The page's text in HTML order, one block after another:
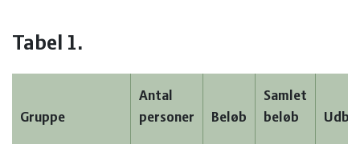
Tabel 1.
Gruppe
Antal
personer
Beløb
Samlet
beløb